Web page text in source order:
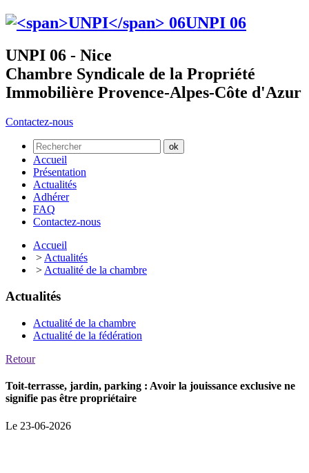
UNPI 06
UNPI 06 - Nice
Chambre Syndicale de la Propriété
Immobilière Provence-Alpes-Côte d'Azur
Contactez-nous
Accueil
Présentation
Actualités
Adhérer
FAQ
Contactez-nous
Accueil
> Actualités
> Actualité de la chambre
Actualités
Actualité de la chambre
Actualité de la fédération
Retour
Toit-terrasse, jardin, parking : Avoir la jouissance exclusive ne
signifie pas être propriétaire
Le 23-06-2026